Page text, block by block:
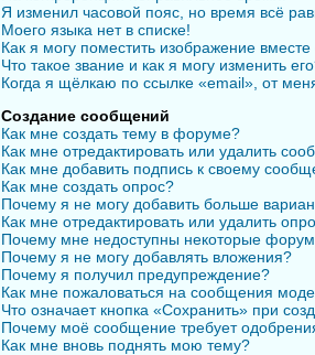
Я изменил часовой пояс, но время всё
Моего языка нет в списке!
Как я могу поместить изображение
Что такое звание и как я могу изменить
Когда я щёлкаю по ссылке «email», от
Создание сообщений
Как мне создать тему в форуме?
Как мне отредактировать или удалить
Как мне добавить подпись к своему
Как мне создать опрос?
Почему я не могу добавить больше
Как мне отредактировать или удалить
Почему мне недоступны некоторые
Почему я не могу добавлять вложения?
Почему я получил предупреждение?
Как мне пожаловаться на сообщения
Что означает кнопка «Сохранить» при
Почему моё сообщение требует
Как мне вновь поднять мою тему?